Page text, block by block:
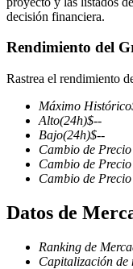
Futuros COIN-M
Futuros de
TradFi
primas
decisión financiera.
Rendimiento del
Rastrea el rendimiento
Máximo Histórico
Alto(24h)$--
Bajo(24h)$--
Cambio de Precio
Cambio de Precio
Cambio de Precio
Datos de
Ranking de
Capitalización de